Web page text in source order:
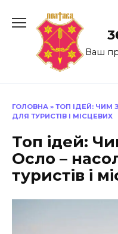
до
Ваш
ГОЛОВНА » ТОП ІДЕЙ: ЧИМ
ДЛЯ ТУРИСТІВ І МІСЦЕВИХ
Топ ідей:
Осло –
туристів і